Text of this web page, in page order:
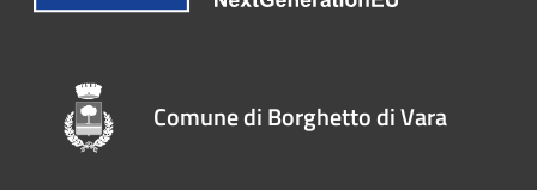
Comune di Borghetto di Vara